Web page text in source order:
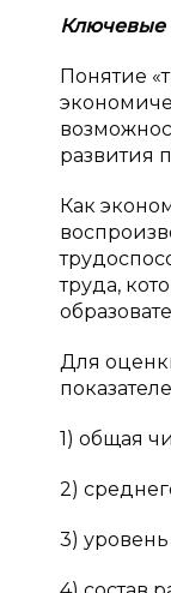
Ключевые
Понятие
развития
Как
труда,
Для
1) общая
2)
3) уровень